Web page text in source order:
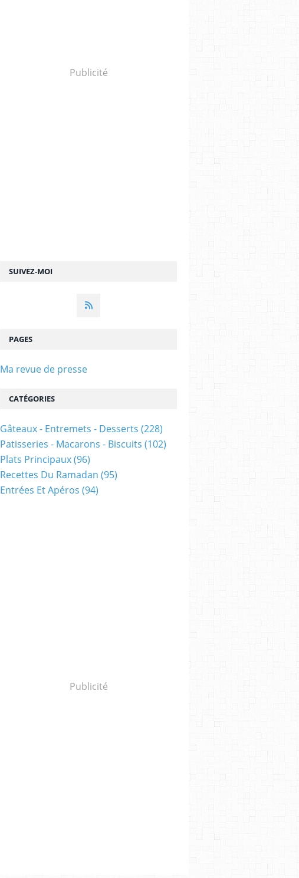
SUIVEZ-MOI
Publicité
PAGES
Ma revue de presse
CATÉGORIES
Gâteaux - Entremets - Desserts (228)
Patisseries - Macarons - Biscuits (102)
Plats Principaux(96)
Recettes Du Ramadan (95)
Entrées Et Apéros (94)
Publicité